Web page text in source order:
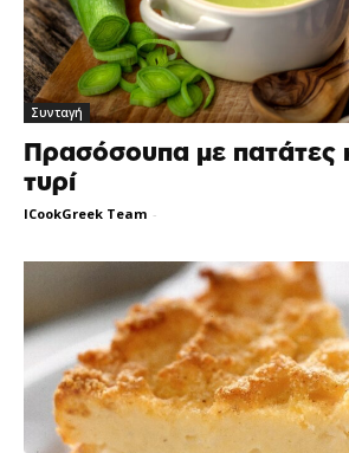
Συνταγή
Πρασόσουπα με πατάτες
τυρί
ICookGreek Team -